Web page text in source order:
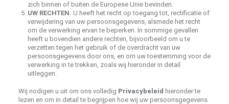
zich binnen of buiten de Europese Unie bevinden.
UW RECHTEN. U heeft het recht op toegang tot, rectificatie of
verwijdering van uw persoonsgegevens, alsmede het recht
om de verwerking ervan te beperken. In sommige gevallen
heeft u bovendien andere rechten, bijvoorbeeld om u te
verzetten tegen het gebruik of de overdracht van uw
persoonsgegevens door ons, en om uw toestemming voor de
verwerking in te trekken, zoals wij hieronder in detail
uitleggen.
Wij nodigen u uit om ons volledig Privacybeleid hieronder te
lezen en om in detail te begrijpen hoe wij uw persoonsgegevens